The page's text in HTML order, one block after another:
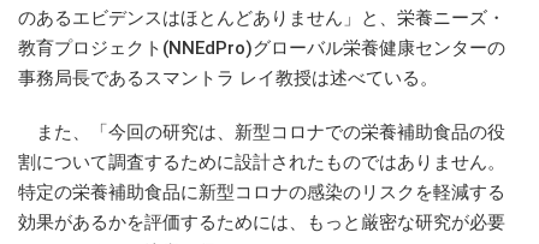
のあるエビデンスはほとんどありません」と、栄養ニーズ・
教育プロジェクト(NNEdPro)グローバル栄養健康センターの
事務局長であるスマントラ レイ教授は述べている。
また、「今回の研究は、新型コロナでの栄養補助食品の役
割について調査するために設計されたものではありません。
特定の栄養補助食品に新型コロナの感染のリスクを軽減する
効果があるかを評価するためには、もっと厳密な研究が必要